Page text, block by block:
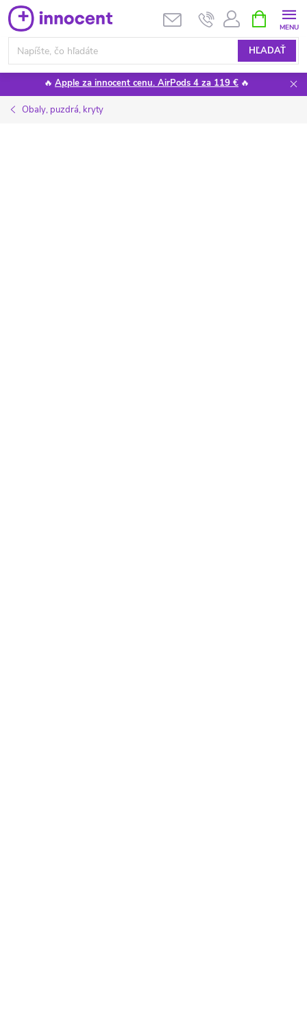
Prejsť
na
obsah
HĽADAŤ
KOŠÍK
🔥 Apple za innocent cenu. AirPods 4 za 119 € 🔥
Obaly, puzdrá, kryty